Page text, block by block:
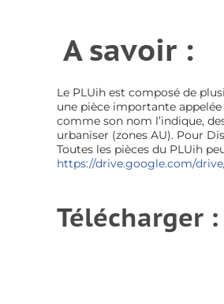
A savoir :
Le PLUih est composé de
une pièce importante
comme son nom l’indique,
urbaniser (zones AU). Pour
Toutes les pièces du PLUih
https://drive.google.com/
Télécharger :